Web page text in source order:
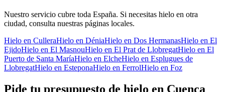
Nuestro servicio cubre toda España. Si necesitas hielo en otra
ciudad, consulta nuestras páginas locales.
Hielo en CulleraHielo en DéniaHielo en Dos HermanasHielo en El
EjidoHielo en El MasnouHielo en El Prat de LlobregatHielo en El
Puerto de Santa MaríaHielo en ElcheHielo en Esplugues de
LlobregatHielo en EsteponaHielo en FerrolHielo en Foz
Pide tu presupuesto de hielo en Cuenca